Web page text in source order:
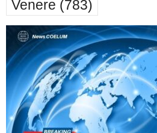
Venere (783)